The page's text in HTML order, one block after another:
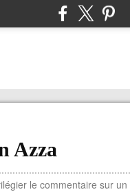
Azza
le commentaire sur un